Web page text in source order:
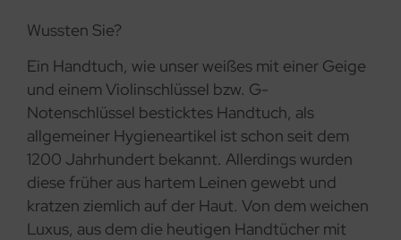
Wussten Sie?
Ein Handtuch, wie unser weißes mit einer Geige
und einem Violinschlüssel bzw. G-
Notenschlüssel besticktes Handtuch, als
allgemeiner Hygieneartikel ist schon seit dem
1200 Jahrhundert bekannt. Allerdings wurden
diese früher aus hartem Leinen gewebt und
kratzen ziemlich auf der Haut. Von dem weichen
Luxus, aus dem die heutigen Handtücher mit